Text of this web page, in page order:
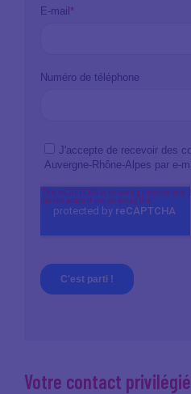
Votre contact privilégié